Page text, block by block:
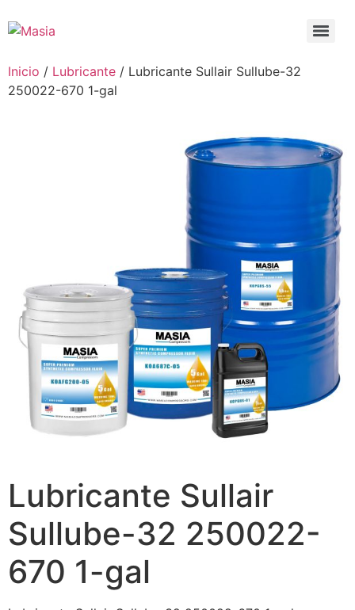
Inicio / Lubricante / Lubricante Sullair Sullube-32
250022-670 1-gal
Lubricante Sullair
Sullube-32 250022-
670 1-gal